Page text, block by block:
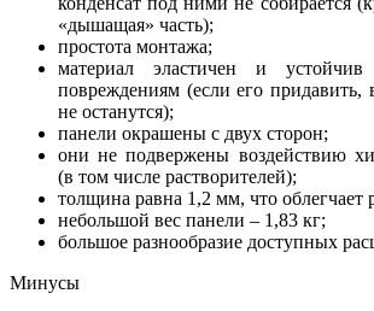
«дышащая» часть);
простота монтажа;
материал эластичен и
повреждениям (если его придавить,
не останутся);
панели окрашены с двух сторон;
они не подвержены воздействию
(в том числе растворителей);
толщина равна 1,2 мм, что облегчает
небольшой вес панели – 1,83 кг;
большое разнообразие доступных
Минусы